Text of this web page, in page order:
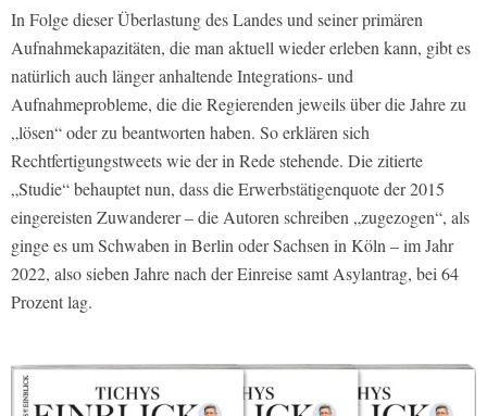
In Folge dieser Überlastung des Landes und seiner primären
Aufnahmekapazitäten, die man aktuell wieder erleben kann, gibt es
natürlich auch länger anhaltende Integrations- und
Aufnahmeprobleme, die die Regierenden jeweils über die Jahre zu
„lösen“ oder zu beantworten haben. So erklären sich
Rechtfertigungstweets wie der in Rede stehende. Die zitierte
„Studie“ behauptet nun, dass die Erwerbstätigenquote der 2015
eingereisten Zuwanderer – die Autoren schreiben „zugezogen“, als
ginge es um Schwaben in Berlin oder Sachsen in Köln – im Jahr
2022, also sieben Jahre nach der Einreise samt Asylantrag, bei 64
Prozent lag.